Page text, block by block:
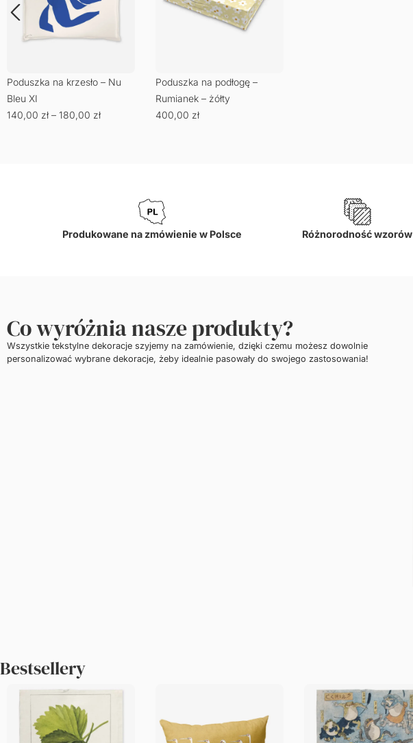
Poduszka na krzesło – Nu
Bleu XI
140,00 zł – 180,00 zł
Poduszka na podłogę –
Rumianek – żółty
400,00 zł
Produkowane na zmówienie w Polsce Różnorodność wzorów
Co wyróżnia nasze produkty?
Wszystkie tekstylne dekoracje szyjemy na zamówienie, dzięki czemu możesz dowolnie
personalizować wybrane dekoracje, żeby idealnie pasowały do swojego zastosowania!
Bestsellery